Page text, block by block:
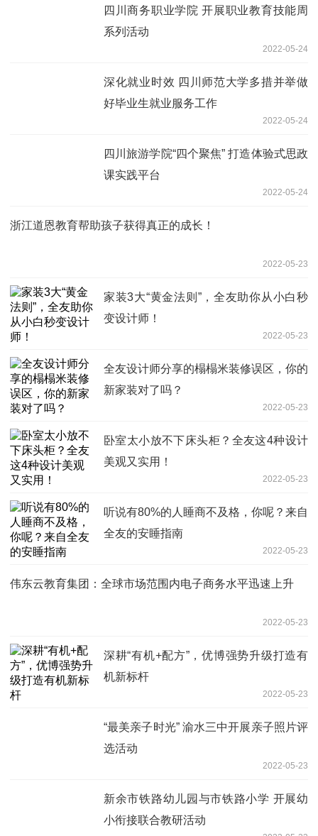
四川商务职业学院 开展职业教育技能周
系列活动
2022-05-24
深化就业时效 四川师范大学多措并举做
好毕业生就业服务工作
2022-05-24
四川旅游学院“四个聚焦” 打造体验式思政
课实践平台
2022-05-24
浙江道恩教育帮助孩子获得真正的成长！
2022-05-23
家装3大“黄金法则”，全友助你从小白秒
变设计师！
2022-05-23
全友设计师分享的榻榻米装修误区，你的
新家装对了吗？
2022-05-23
卧室太小放不下床头柜？全友这4种设计
美观又实用！
2022-05-23
听说有80%的人睡商不及格，你呢？来自
全友的安睡指南
2022-05-23
伟东云教育集团：全球市场范围内电子商务水平迅速上升
2022-05-23
深耕“有机+配方”，优博强势升级打造有
机新标杆
2022-05-23
“最美亲子时光” 渝水三中开展亲子照片评
选活动
2022-05-23
新余市铁路幼儿园与市铁路小学 开展幼
小衔接联合教研活动